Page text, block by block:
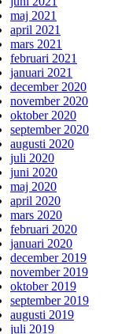
maj 2021
april 2021
mars 2021
februari 2021
januari 2021
december 2020
november 2020
oktober 2020
september 2020
augusti 2020
juli 2020
juni 2020
maj 2020
april 2020
mars 2020
februari 2020
januari 2020
december 2019
november 2019
oktober 2019
september 2019
augusti 2019
juli 2019